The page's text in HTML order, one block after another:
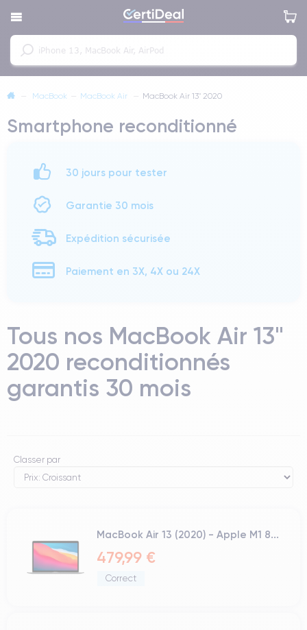
— MacBook — MacBook Air — MacBook Air 13" 2020
Smartphone reconditionné
30 jours pour tester
Garantie 30 mois
Expédition sécurisée
Paiement en 3X, 4X ou 24X
Tous nos MacBook Air 13"
2020 reconditionnés
garantis 30 mois
Classer par
MacBook Air 13 (2020) - Apple M1 8...
479,99 €
Correct